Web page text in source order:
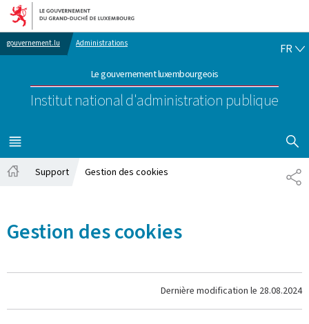
Aller au menu principal
Aller au contenu
gouvernement.lu Administrations
Le gouvernement luxembourgeois
Institut national d'administration publique
FR
MENU
PRINCIPAL
Support Gestion des cookies
Gestion des cookies
Dernière modification le 28.08.2024